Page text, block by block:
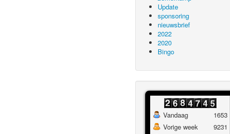
Update
sponsoring
nieuwsbrief
2022
2020
Bingo
Vandaag
Vorige week
1653
9231